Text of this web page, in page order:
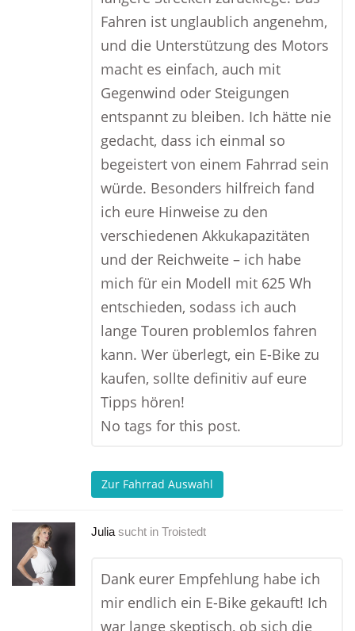
Fahren ist unglaublich angenehm,
und die Unterstützung des Motors
macht es einfach, auch mit
Gegenwind oder Steigungen
entspannt zu bleiben. Ich hätte nie
gedacht, dass ich einmal so
begeistert von einem Fahrrad sein
würde. Besonders hilfreich fand
ich eure Hinweise zu den
verschiedenen Akkukapazitäten
und der Reichweite – ich habe
mich für ein Modell mit 625 Wh
entschieden, sodass ich auch
lange Touren problemlos fahren
kann. Wer überlegt, ein E-Bike zu
kaufen, sollte definitiv auf eure
Tipps hören!
No tags for this post.
Zur Fahrrad Auswahl
Julia sucht in Troistedt
Dank eurer Empfehlung habe ich
mir endlich ein E-Bike gekauft! Ich
war lange skeptisch, ob sich die